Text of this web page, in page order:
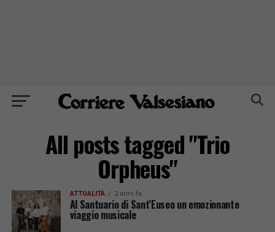
All posts tagged "Trio
Orpheus"
ATTUALITÀ 2 anni fa
Al Santuario di Sant’Euseo un emozionante
viaggio musicale